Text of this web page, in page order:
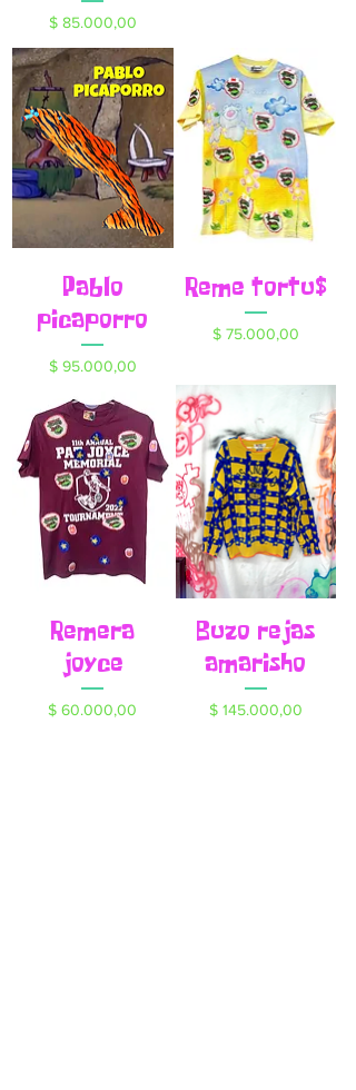
Precio
$ 85.000,00
Pablo
picaporro
Precio
$ 95.000,00
Reme tortu$
Precio
$ 75.000,00
Remera
joyce
Precio
$ 60.000,00
Buzo rejas
amarisho
Precio
$ 145.000,00